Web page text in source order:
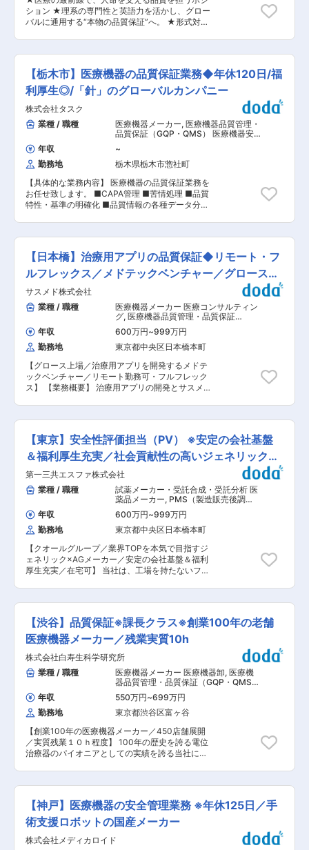
て確固たる地位を築いております。 また、製品開
発部との距離が近く、お客様からのご意見を製品
開発に取り入れながら、厚い信頼と盤石な技術基
盤を維持しております。 ■組織構成 東京の本社
ご活躍を期待しております。 ■働き方 製品開発
のスケジュールによって残業時間のばらつきはご
ざいますが、所定労働時間を8時間換算で残業月
10hほどと働きやすい環境が整っており、ワーク
ライフバランスを重視しています。 ■当社の魅
力： 「介護がいらない社会づくり」の邁進のた
め、主力製品である理学診療用電位治療器（電気
の力を利用した医療機器）『ヘルストロン』の製
造・販売や健康食品の普及に留まらず、上質の音
楽を心地よい空間でお届けする音楽ホール
「HakujuHall」の運営、プロスポーツスポンサー
ド(サプライヤー)など様々な角度から人々の健康
を考え続ける企業です。
ション ★理系の専門性と英語力を活かし、グロー
バルに通用する“本物の品質保証”へ。 ★形式対応
製品取扱メーカーである当社の薬事部において、
医療機器の品質保証、品質管理業務を担当してい
ただきます。 ■業務内容： ・医療機器の品質保
証業務全般 ・品質マネジメントシステム(QMS)の
適切な運用・維持 ・品質情報・品質不良等対応業
務 ・薬事承認・認証維持対応・業態管理 ・海外
及び国内の製造所管理・監査 ■組織構成： 薬事
部は薬事課６名、 品質保証課 2 名、安全管理課 4
名の組織体制になっています。 ■働き方 フレッ
クス制度、在宅勤務制度あり 採用部署では週２回
の在宅勤務を利用可 変更の範囲：会社の定める業
務
【栃木市】医療機器の品質保証業務◆年休120日/福
利厚生◎/「針」のグローバルカンパニー
株式会社タスク
業種 / 職種
医療機器メーカー, 医療機器品質管理・
品質保証（GQP・QMS） 医療機器安
年収
~
勤務地
栃木県栃木市惣社町
【具体的な業務内容】 医療機器の品質保証業務を
お任せ致します。 ■CAPA管理 ■苦情処理 ■品質
特性・基準の明確化 ■品質情報の各種データ分析
です。医療の現場では馴染みも深く、病理検査に
欠かせない存在です。 ※品質保証業務を通じて医
療現場での社会貢献を実感できる仕事です。誰か
のために頑張りたい、という気持ちを持った方に
ご応募いただきたいと思います。 変更の範囲：会
社の定める業務
【日本橋】治療用アプリの品質保証◆リモート・フ
ルフレックス／メドテックベンチャー／グロース上
場
サスメド株式会社
業種 / 職種
医療機器メーカー 医療コンサルティン
グ, 医療機器品質管理・品質保証
（GQP・QMS） 医療機器安全管理
（GVP）
年収 600万円~999万円
勤務地
東京都中央区日本橋本町
【グロース上場／治療用アプリを開発するメドテ
ックベンチャー／リモート勤務可・フルフレック
ス】 【業務概要】 治療用アプリの開発とサスメ
任せします。 【業務詳細】 ■SOPマネジメント
体制及び業務の維持・管理、標準化推進・支援
■CSV関連業務の維持・管理、標準化推進・支援
■全社の品質マネジメントの維持・管理、標準化
推進・支援 ■GxP・規制等の教育・トレーニング
体制及び業務の基盤構築・推進 ■製造販売後製品
の品質保証及び品質管理 【キャリアパス】 入社
後はサスメドシステムの品質保証業務を中心にス
タートしていただき、将来的にはご経験やご希望
に応じて、プログラム医療機器である治療用アプ
リの品質保証業務、全社QMS管理などへ領域を広
げていただくことが可能です。 【組織構成】 現
在は品質保証担当は1名体制です。今回は事業拡
大に向けた増員を目的としており、品質保証担当
者1名と協働していただける方を募集します。
【会社の雰囲気】 会社の雰囲気やカルチャー、社
https://www.susmed.co.jp/recruit/ 【数字で見る
サスメドの働き方】 昨年度の実績を元にしたデー
タと社員アンケートを元に、サスメドの社員の働
き方を紹介しています。
https://note.com/susmed/n/n06213c658144
【当社の魅力】 当社では薬の代替で保険適用対象
となる不眠症改善の治療用アプリの開発、薬品や
医療機器の臨床試験/治験を効率化するプラットフ
ォームの提供を行っています。「大きな社会課題
である医療分野の課題に貢献したい」「自らの専
門性や知見を活かし、新しいソリューションを生
み出していきたい」「責任と裁量をもって仕事を
推進したい」という思いをお持ちの方に活躍いた
定める業務
【東京】安全性評価担当（PV） ※安定の会社基盤
＆福利厚生充実／社会貢献性の高いジェネリック事
業
第一三共エスファ株式会社
業種 / 職種
試薬メーカー・受託合成・受託分析 医
薬品メーカー, PMS（製造販売後調
査） 医療機器安全管理（GVP）
年収 600万円~999万円
勤務地
東京都中央区日本橋本町
【クオールグループ／業界TOPを本気で目指すジ
ェネリック×AGメーカー／安定の会社基盤＆福利
厚生充実／在宅可】 当社は、工場を持たないファ
仕事内容： ・GVPに基づく症例評価業務あるいは
安全対策業務 ・安全性情報管理に係る各種ドキュ
メント作成、添付文書作成・改訂、資材作成 等
・海外提携会社との連携業務 ■強み 企業力×MR
力で未来を切り拓く第一三共エスファ 第一三共グ
ループのジェネリック事業会社として2010年に
設立された第一三共エスファ。AG（オーソライ
ズド・ジェネリック）を中核とした戦略により、
医療機関から高い信頼を得てきました。2024年4
月からはクオールグループ傘下となり、経営基盤
をさらに強化。現在は「業界TOPクラスのジェネ
リック×AGメーカー」を本気で目指す成長フェー
ズにあります。 変更の範囲：会社の定める業務
【渋谷】品質保証※課長クラス※創業100年の老舗
医療機器メーカー／残業実質10h
株式会社白寿生科学研究所
業種 / 職種
医療機器メーカー 医療機器卸, 医療機
器品質管理・品質保証（GQP・QMS）
医療機器安全管理（GVP）
年収 550万円~699万円
勤務地
東京都渋谷区富ヶ谷
【創業100年の医療機器メーカー／450店舗展開
／実質残業１０ｈ程度】 100年の歴史を誇る電位
治療器のパイオニアとしての実績を誇る当社に
細 【詳細業務】品質保証部において、品質マネジ
メントシステム（QMS）の構築および維持管理業
務を中心に、全体の方針を策定し管理します。具
体的には、ISO13485に基づく体制を整備し、各
審査対応等を行い、法令遵守体制を確立すること
が求められます。 また、官庁等への申請や更新業
【神戸】医療機器の安全管理業務 ※年休125日／手
術支援ロボットの国産メーカー
株式会社メディカロイド